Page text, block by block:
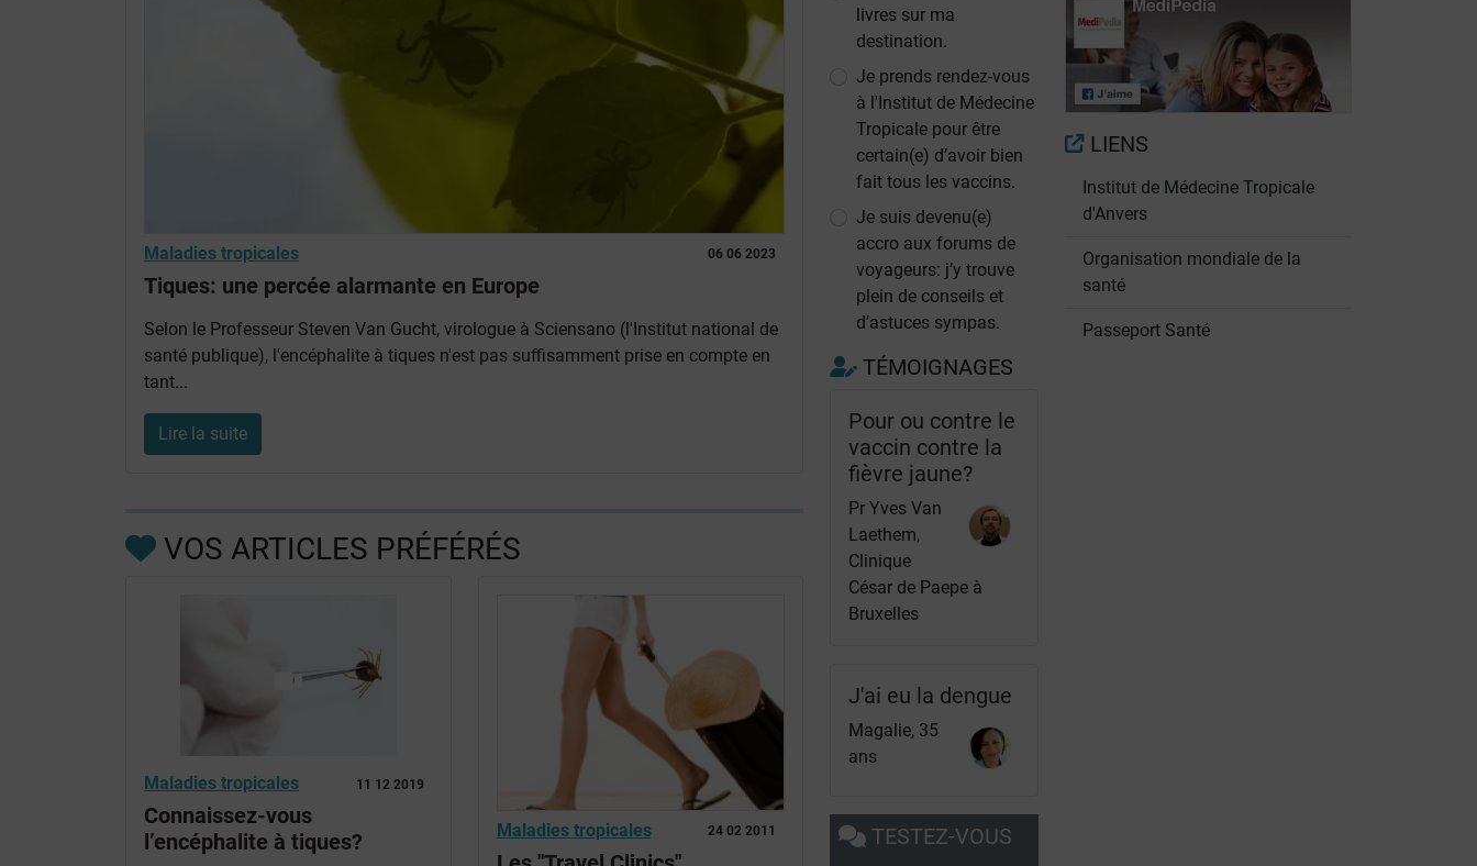
06 06 2023
Maladies tropicales
Tiques: une percée alarmante en Europe
Selon le Professeur Steven Van Gucht, virologue à Sciensano (l'Institut national de
santé publique), l'encéphalite à tiques n'est pas suffisamment prise en compte en
tant...
Lire la suite
VOS ARTICLES PRÉFÉRÉS
11 12 2019
Maladies tropicales
Connaissez-vous
l’encéphalite à tiques?
24 02 2011
Maladies tropicales
livres sur ma
destination.
Je prends rendez-vous
à l'Institut de Médecine
Tropicale pour être
certain(e) d’avoir bien
fait tous les vaccins.
Je suis devenu(e)
accro aux forums de
voyageurs: j’y trouve
plein de conseils et
d’astuces sympas.
TÉMOIGNAGES
Pour ou contre le
vaccin contre la
fièvre jaune?
Pr Yves Van
Laethem,
Clinique
César de Paepe à
Bruxelles
J'ai eu la dengue
Magalie, 35
ans
TESTEZ-VOUS
Qu'est-ce que la
fièvre jaune?
Complications
et formes
sévères de la
fièvre jaune
LIENS
Institut de Médecine Tropicale
d'Anvers
Organisation mondiale de la
santé
Passeport Santé